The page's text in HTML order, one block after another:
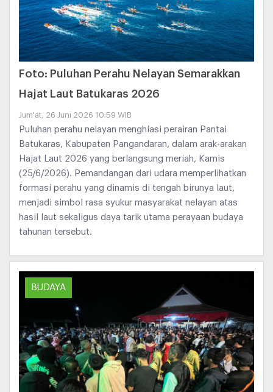
Foto: Puluhan Perahu Nelayan Semarakkan
Hajat Laut Batukaras 2026
Jum'at, 26 Juni 2026 10:59 WIB
Puluhan perahu nelayan menghiasi perairan Pantai
Batukaras, Kabupaten Pangandaran, dalam arak-arakan
Hajat Laut 2026 yang berlangsung meriah, Kamis
(25/6/2026). Pemandangan dari udara memperlihatkan
formasi perahu yang dinamis di tengah birunya laut,
menjadi simbol rasa syukur masyarakat nelayan atas
hasil laut sekaligus daya tarik utama perayaan budaya
tahunan tersebut.
BUDAYA